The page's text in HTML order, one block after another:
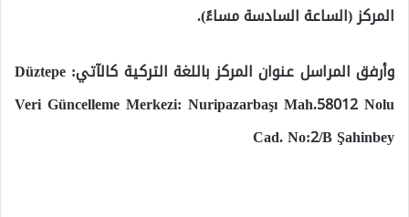
المركز (الساعة السادسة مساءً).
وأرفق المراسل عنوان المركز باللغة التركية كالآتي: Düztepe
Veri Güncelleme Merkezi: Nuripazarbaşı Mah.58012 Nolu
Cad. No:2/B Şahinbey